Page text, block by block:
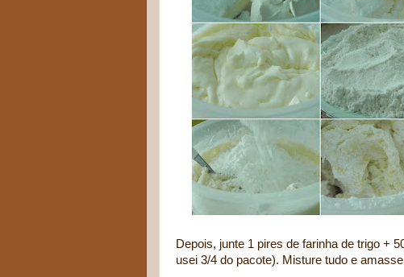
Depois, junte 1 pires de farinha de trigo +
usei 3/4 do pacote). Misture tudo e